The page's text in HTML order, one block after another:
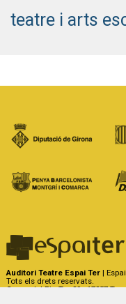
teatre i arts
Auditori Teatre Espai Ter |
Tots els drets reservats.
Carrer del Riu Ter, 29 - 17257